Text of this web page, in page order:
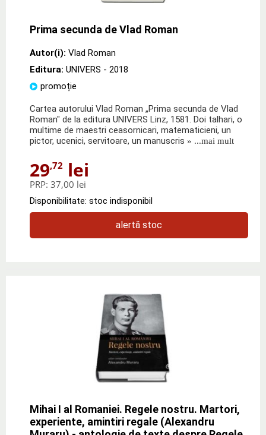
Prima secunda de Vlad Roman
Autor(i): Vlad Roman
Editura: UNIVERS - 2018
promoție
Cartea autorului Vlad Roman „Prima secunda de Vlad
Roman" de la editura UNIVERS Linz, 1581. Doi talhari, o
multime de maestri ceasornicari, matematicieni, un
pictor, ucenici, servitoare, un manuscris » ...mai mult
29,72 lei
PRP: 37,00 lei
Disponibilitate: stoc indisponibil
alertă stoc
Mihai I al Romaniei. Regele nostru. Martori,
experiente, amintiri regale (Alexandru